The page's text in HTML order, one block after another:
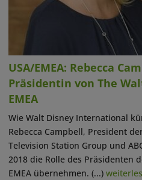
USA/EMEA: Rebecca
Präsidentin von The
EMEA
Wie Walt Disney International
Rebecca Campbell, President
Television Station Group und
2018 die Rolle des Präsidenten
EMEA übernehmen. (...)